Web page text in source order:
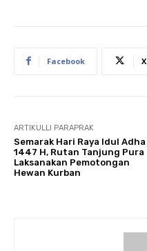
Facebook X
ARTIKULLI PARAPRAK
Semarak Hari Raya Idul Adha
1447 H, Rutan Tanjung Pura
Laksanakan Pemotongan
Hewan Kurban